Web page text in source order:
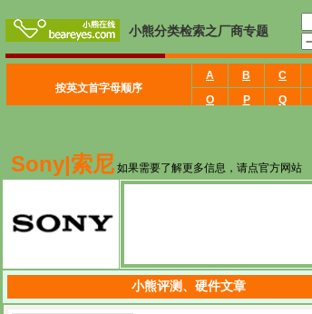
Sony|索尼 如果需要了解更多信息，请点官方网站
小熊评测、硬件文章